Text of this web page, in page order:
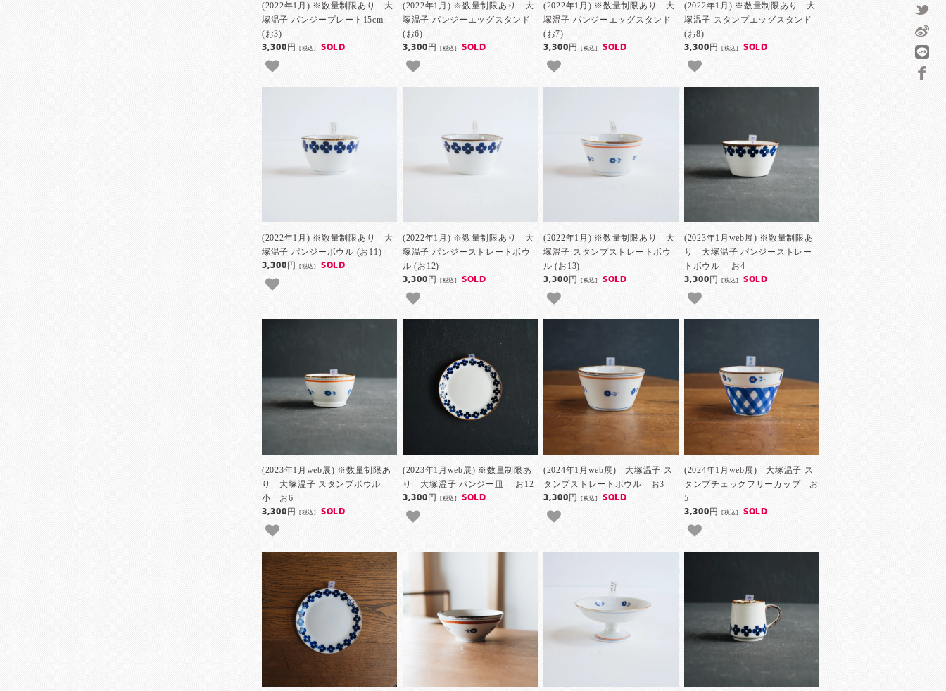
(2022年1月) ※数量制限あり 大
塚温子 パンジープレート15cm
(お3)
3,300円[税込] SOLD
(2022年1月) ※数量制限あり 大
塚温子 パンジーエッグスタンド
(お6)
3,300円[税込] SOLD
(2022年1月) ※数量制限あり 大
塚温子 パンジーエッグスタンド
(お7)
3,300円[税込] SOLD
(2022年1月) ※数量制限あり 大
塚温子 スタンプエッグスタンド
(お8)
3,300円[税込] SOLD
(2022年1月) ※数量制限あり 大
塚温子 パンジーボウル (お11)
3,300円[税込] SOLD
(2022年1月) ※数量制限あり 大
塚温子 パンジーストレートボウ
ル (お12)
3,300円[税込] SOLD
(2022年1月) ※数量制限あり 大
塚温子 スタンプストレートボウ
ル (お13)
3,300円[税込] SOLD
(2023年1月web展) ※数量制限あ
り 大塚温子 パンジーストレー
トボウル お4
3,300円[税込] SOLD
(2023年1月web展) ※数量制限あ
り 大塚温子 スタンプボウル
小 お6
3,300円[税込] SOLD
(2023年1月web展) ※数量制限あ
り 大塚温子 パンジー皿 お12
3,300円[税込] SOLD
(2024年1月web展) 大塚温子 ス
タンプストレートボウル お3
3,300円[税込] SOLD
(2024年1月web展) 大塚温子 ス
タンプチェックフリーカップ お
5
3,300円[税込] SOLD